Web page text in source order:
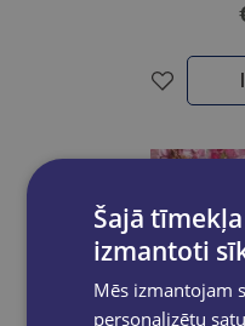
Šajā
izmantoti
Mēs izmantojam
personalizētu